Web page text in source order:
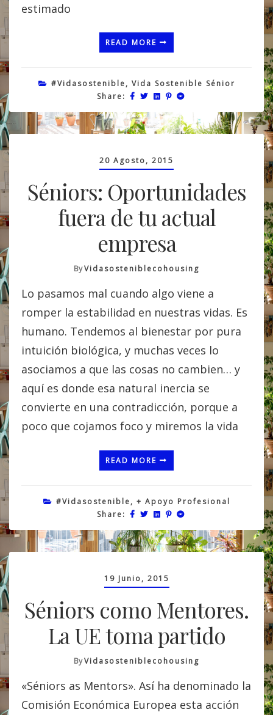
estimado
READ MORE
#vidasostenible, Vida Sostenible Sénior
Share:
20 Agosto, 2015
Séniors: Oportunidades
fuera de tu actual
empresa
ByVidasosteniblecohousing
Lo pasamos mal cuando algo viene a
romper la estabilidad en nuestras vidas. Es
humano. Tendemos al bienestar por pura
intuición biológica, y muchas veces lo
asociamos a que las cosas no cambien… y
aquí es donde esa natural inercia se
convierte en una contradicción, porque a
poco que cojamos foco y miremos la vida
READ MORE
#vidasostenible, + Apoyo Profesional
Share:
19 Junio, 2015
Séniors como Mentores.
La UE toma partido
ByVidasosteniblecohousing
«Séniors as Mentors». Así ha denominado la
Comisión Económica Europea esta acción